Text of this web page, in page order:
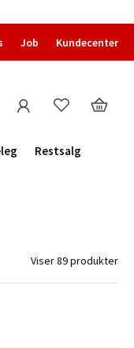
Job Kundecenter
Restsalg
Viser 89 produkter